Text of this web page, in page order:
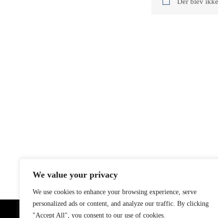
We value your privacy
We use cookies to enhance your browsing experience, serve
personalized ads or content, and analyze our traffic. By clicking
"Accept All", you consent to our use of cookies.